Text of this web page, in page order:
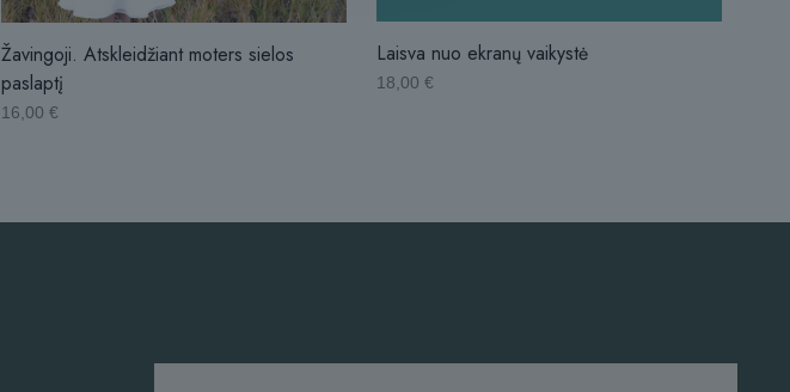
Žavingoji. Atskleidžiant moters sielos
paslaptį
16,00€
Laisva nuo ekranų vaikystė
18,00€